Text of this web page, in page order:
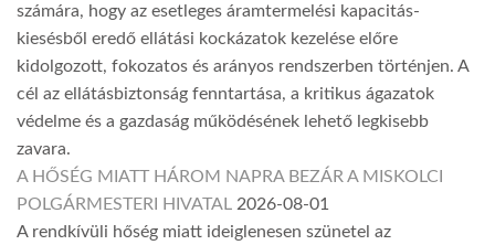
számára, hogy az esetleges áramtermelési kapacitás-
kiesésből eredő ellátási kockázatok kezelése előre
kidolgozott, fokozatos és arányos rendszerben történjen. A
cél az ellátásbiztonság fenntartása, a kritikus ágazatok
védelme és a gazdaság működésének lehető legkisebb
zavara.
A HŐSÉG MIATT HÁROM NAPRA BEZÁR A MISKOLCI
POLGÁRMESTERI HIVATAL 2026-08-01
A rendkívüli hőség miatt ideiglenesen szünetel az